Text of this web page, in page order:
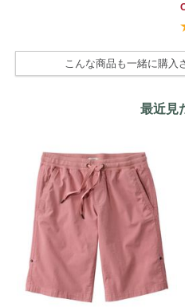
こんな商品も一緒に購入
最近見